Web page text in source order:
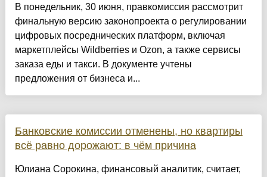
В понедельник, 30 июня, правкомиссия рассмотрит
финальную версию законопроекта о регулировании
цифровых посреднических платформ, включая
маркетплейсы Wildberries и Ozon, а также сервисы
заказа еды и такси. В документе учтены
предложения от бизнеса и...
Банковские комиссии отменены, но квартиры
всё равно дорожают: в чём причина
Юлиана Сорокина, финансовый аналитик, считает,